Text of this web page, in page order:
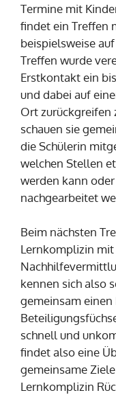
Termine mit
findet ein Treffen
beispielsweise
Treffen wurde
Erstkontakt ein
und dabei auf
Ort zurückgreifen
schauen sie
die Schülerin
welchen Stellen
werden kann
nachgearbeitet
Beim nächsten
Lernkomplizin mit
kennen sich also
gemeinsam
schnell und
findet also eine
gemeinsame
Lernkomplizin